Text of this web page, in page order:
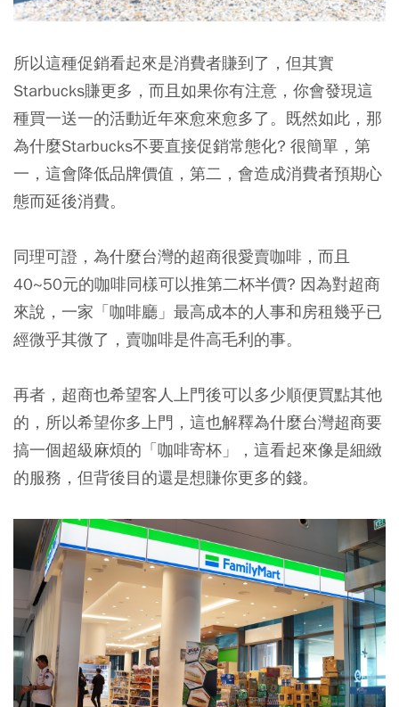
所以這種促銷看起來是消費者賺到了，但其實
Starbucks賺更多，而且如果你有注意，你會發現這
種買一送一的活動近年來愈來愈多了。 既然如此，那
為什麼Starbucks不要直接促銷常態化? 很簡單，第
一，這會降低品牌價值，第二，會造成消費者預期心
態而延後消費。
同理可證，為什麼台灣的超商很愛賣咖啡，而且
40~50元的咖啡同樣可以推第二杯半價? 因為對超商
來說，一家「咖啡廳」最高成本的人事和房租幾乎已
經微乎其微了，賣咖啡是件高毛利的事。
再者， 超商也希望客人上門後可以多少順便買點其他
的，所以希望你多上門，這也解釋為什麼台灣超商要
搞一個超級麻煩的「咖啡寄杯」，這看起來像是細緻
的服務，但背後目的還是想賺你更多的錢。